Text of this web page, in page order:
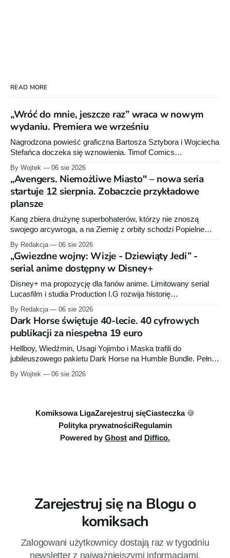
READ MORE
„Wróć do mnie, jeszcze raz” wraca w nowym
wydaniu. Premiera we wrześniu
Nagrodzona powieść graficzna Bartosza Sztybora i Wojciecha
Stefańca doczeka się wznowienia. Timof Comics
przygotowuje nową edycję albumu „Wróć do mnie, jeszcze
raz”, którego pierwsze wydanie ukazało się w 2015 roku.
By Wojtek 06 sie 2026
„Avengers. Niemożliwe Miasto" – nowa seria
startuje 12 sierpnia. Zobaczcie przykładowe
plansze
Kang zbiera drużynę superbohaterów, którzy nie znoszą
swojego arcywroga, a na Ziemię z orbity schodzi Popielne
Przymierze z królem Arturem na czele. Pierwszy tom nowej
serii Avengers autorstwa Jeda MacKaya trafia do sklepów 12
sierpnia. Rzućcie okiem na przykładowe plansze.
By Redakcja 06 sie 2026
„Gwiezdne wojny: Wizje - Dziewiąty Jedi” -
serial anime dostępny w Disney+
Disney+ ma propozycję dla fanów anime. Limitowany serial
Lucasfilm i studia Production I.G rozwija historię
zapoczątkowaną w krótkometrażówkach „Dziewiąty Jedi”
oraz „Dziewiąty Jedi: Dziecko nadziei" z serii „Gwiezdne
wojny: Wizje”. Wszystkie osiem odcinków jest już dostępnych
w Disney+.
By Redakcja 06 sie 2026
Dark Horse świętuje 40-lecie. 40 cyfrowych
publikacji za niespełna 19 euro
Hellboy, Wiedźmin, Usagi Yojimbo i Maska trafili do
jubileuszowego pakietu Dark Horse na Humble Bundle. Pełny
zestaw obejmuje 40 cyfrowych publikacji i kosztuje 18,71
euro. Oferta kończy się 13 sierpnia.
By Wojtek 06 sie 2026
Komiksowa LigaZarejestruj sięCiasteczka 🍪
Polityka prywatnościRegulamin
Powered by Ghost and Diffico.
Zarejestruj się na Blogu o
komiksach
Zalogowani użytkownicy dostają raz w tygodniu
newsletter z najważniejszymi informacjami.